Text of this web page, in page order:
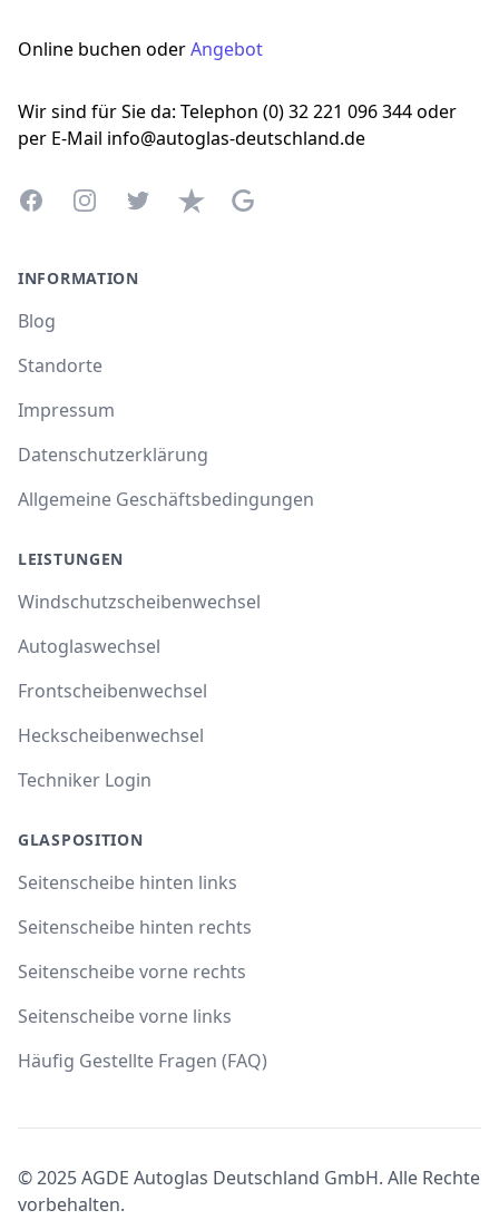
Online buchen oderAngebot
Wir sind für Sie da: Telephon (0) 32 221 096 344 oder
per E-Mail info@autoglas-deutschland.de
FacebookInstagramTwitterTrustpilotGoogle Business Profile
INFORMATION
Blog
Standorte
Impressum
Datenschutzerklärung
Allgemeine Geschäftsbedingungen
LEISTUNGEN
Windschutzscheibenwechsel
Autoglaswechsel
Frontscheibenwechsel
Heckscheibenwechsel
Techniker Login
GLASPOSITION
Seitenscheibe hinten links
Seitenscheibe hinten rechts
Seitenscheibe vorne rechts
Seitenscheibe vorne links
Häufig Gestellte Fragen (FAQ)
© 2025 AGDE Autoglas Deutschland GmbH. Alle Rechte
vorbehalten.